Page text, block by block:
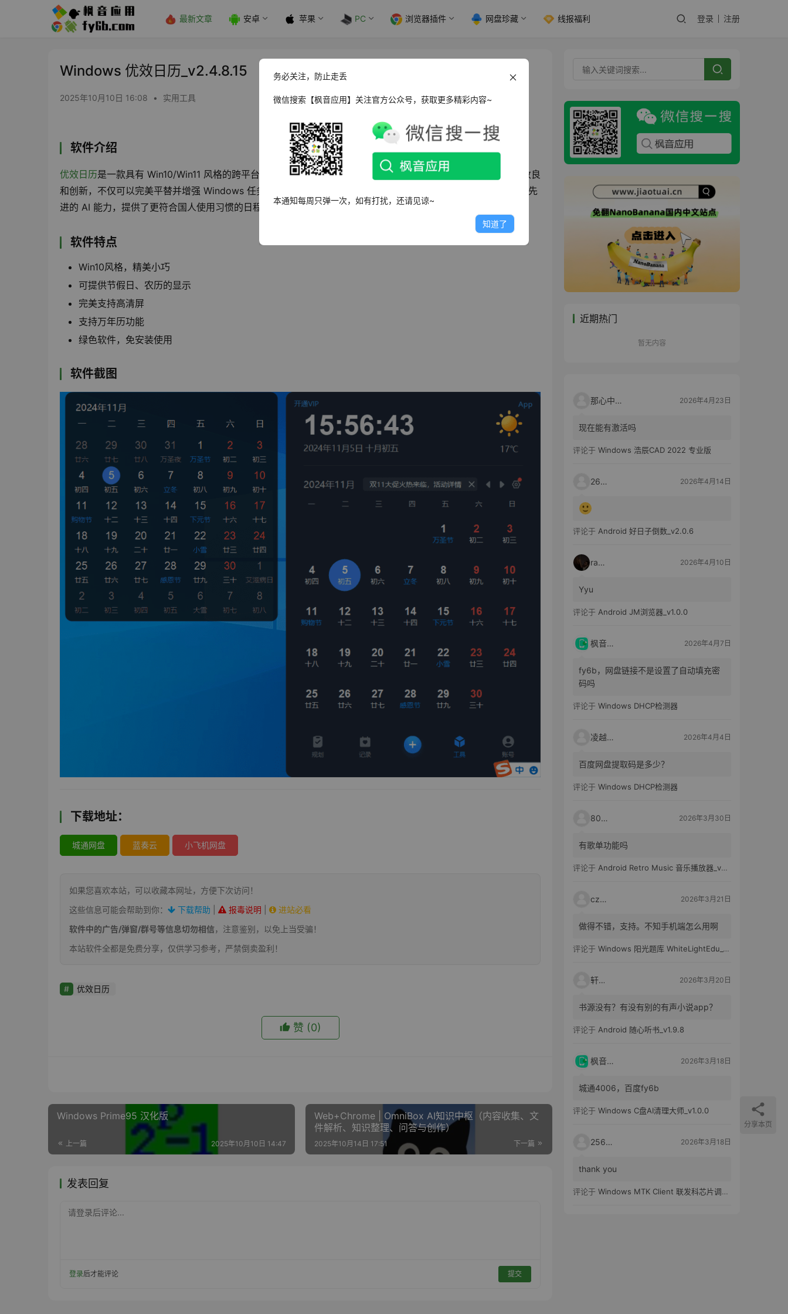
最新文章 安卓 苹果 PC 浏览器插件 网盘珍藏 线报福利 登录 注册
Windows 优效日历_v2.4.8.15
2025年10月10日 16:08 • 实用工具
软件介绍
优效日历是一款具有 Win10/Win11 风格的跨平台桌面日历软件，在 Windows 系统日历的基础上，进行了深度的改良
和创新，不仅可以完美平替并增强 Windows 任务栏时钟日历，更在时间管理方面进行了显著优化，结合了当前最先
进的 AI 能力，提供了更符合国人使用习惯的日程规划、待办清单和任务提醒解决方案，帮助您高效地安排每一天。
软件特点
Win10风格，精美小巧
可提供节假日、农历的显示
完美支持高清屏
支持万年历功能
绿色软件，免安装使用
软件截图
下载地址：
城通网盘 蓝奏云 小飞机网盘
如果您喜欢本站，可以收藏本网址，方便下次访问！
这些信息可能会帮助到你：
下载帮助 报毒说明
进站必看
软件中的广告/弹窗/群号等信息切勿相信，注意鉴别，以免上当受骗！
本站软件全都是免费分享，仅供学习参考，严禁倒卖盈利！
优效日历
赞 (0)
Windows Prime95 汉化版
上一篇 2025年10月10日 14:47
Web+Chrome | OmniBox AI知识中枢（内容收集、文
件解析、知识整理、问答与创作）
下一篇
2025年10月14日 17:51
发表回复
请登录后评论...
登录后才能评论 提交
近期热门
暂无内容
那心中的话 2026年4月23日
现在能有激活吗
评论于 Windows 浩辰CAD 2022 专业版
2603 2026年4月14日
评论于 Android 好日子倒数_v2.0.6
raka 2026年4月10日
Yyu
评论于 Android JM浏览器_v1.0.0
枫音应用 2026年4月7日
fy6b，网盘链接不是设置了自动填充密
码吗
评论于 Windows DHCP检测器
凌越电子 2026年4月4日
百度网盘提取码是多少？
评论于 Windows DHCP检测器
80521 2026年3月30日
有歌单功能吗
评论于 Android Retro Music 音乐播放器_v6.6.0
czh7 2026年3月21日
做得不错，支持。不知手机端怎么用啊
评论于 Windows 阳光题库 WhiteLightEdu_v2.0.0
轩爸 2026年3月20日
书源没有？有没有别的有声小说app？
评论于 Android 随心听书_v1.9.8
枫音应用 2026年3月18日
城通4006，百度fy6b
评论于 Windows C盘AI清理大师_v1.0.0
25651 2026年3月18日
thank you
评论于 Windows MTK Client 联发科芯片调试工具_v2.01 汉化版
分享本页
务必关注，防止走丢
微信搜索【枫音应用】关注官方公众号，获取更多精彩内容~
本通知每周只弹一次，如有打扰，还请见谅~
知道了